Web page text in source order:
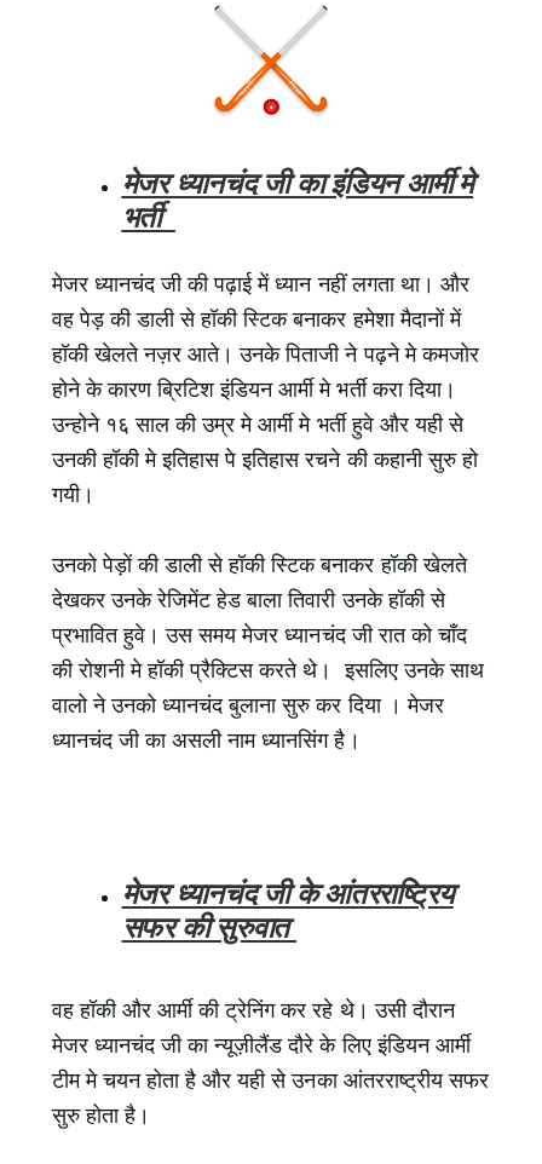
मेजर ध्यानचंद जी का इंडियन आर्मी मे
भर्ती
मेजर ध्यानचंद जी की पढ़ाई में ध्यान नहीं लगता था। और
वह पेड़ की डाली से हॉकी स्टिक बनाकर हमेशा मैदानों में
हॉकी खेलते नज़र आते। उनके पिताजी ने पढ़ने मे कमजोर
होने के कारण ब्रिटिश इंडियन आर्मी मे भर्ती करा दिया।
उन्होने १६ साल की उम्र मे आर्मी मे भर्ती हुवे और यही से
उनकी हॉकी मे इतिहास पे इतिहास रचने की कहानी सुरु हो
गयी।
उनको पेड़ों की डाली से हॉकी स्टिक बनाकर हॉकी खेलते
देखकर उनके रेजिमेंट हेड बाला तिवारी उनके हॉकी से
प्रभावित हुवे। उस समय मेजर ध्यानचंद जी रात को चाँद
की रोशनी मे हॉकी प्रैक्टिस करते थे। इसलिए उनके साथ
वालो ने उनको ध्यानचंद बुलाना सुरु कर दिया । मेजर
ध्यानचंद जी का असली नाम ध्यानसिंग है।
मेजर ध्यानचंद जी के आंतरराष्ट्रिय
सफर की सुरुवात
वह हॉकी और आर्मी की ट्रेनिंग कर रहे थे। उसी दौरान
मेजर ध्यानचंद जी का न्यूज़ीलैंड दौरे के लिए इंडियन आर्मी
टीम मे चयन होता है और यही से उनका आंतरराष्ट्रीय सफर
सुरु होता है।